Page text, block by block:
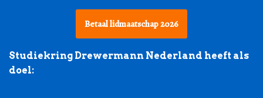
Betaal lidmaatschap 2026
Studiekring Drewermann Nederland heeft als
doel: